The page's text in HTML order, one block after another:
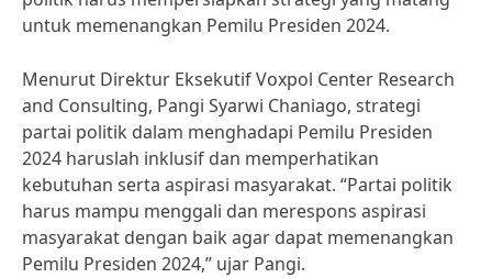
untuk memenangkan Pemilu Presiden 2024.
Menurut Direktur Eksekutif Voxpol Center Research
and Consulting, Pangi Syarwi Chaniago, strategi
partai politik dalam menghadapi Pemilu Presiden
2024 haruslah inklusif dan memperhatikan
kebutuhan serta aspirasi masyarakat. “Partai politik
harus mampu menggali dan merespons aspirasi
masyarakat dengan baik agar dapat memenangkan
Pemilu Presiden 2024,” ujar Pangi.